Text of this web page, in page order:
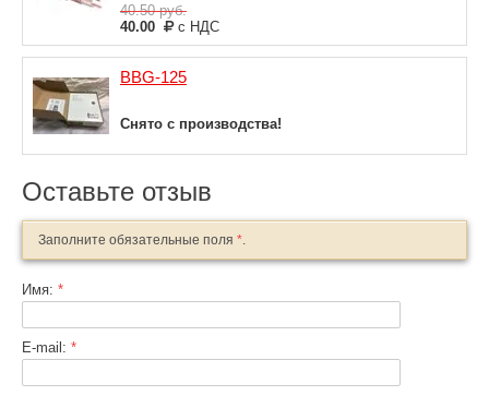
40.50руб.
40.00
с НДС
BBG-125
Снято с производства!
Оставьте отзыв
Заполните обязательные поля *.
Имя: *
E-mail: *